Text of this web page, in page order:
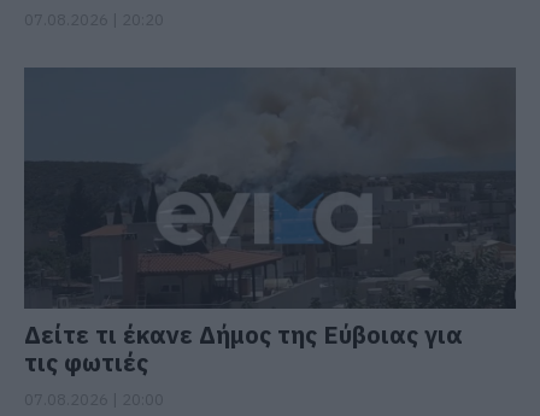
Δείτε τι έκανε Δήμος της Εύβοιας για
τις φωτιές